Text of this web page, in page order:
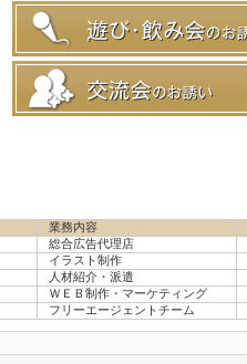
業務内容
総合広告代理店
イラスト制作
人材紹介・派遣
ＷＥＢ制作・マーケティング
フリーエージェントチーム